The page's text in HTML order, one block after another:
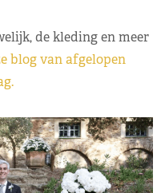
de kleding en meer
blog van afgelopen